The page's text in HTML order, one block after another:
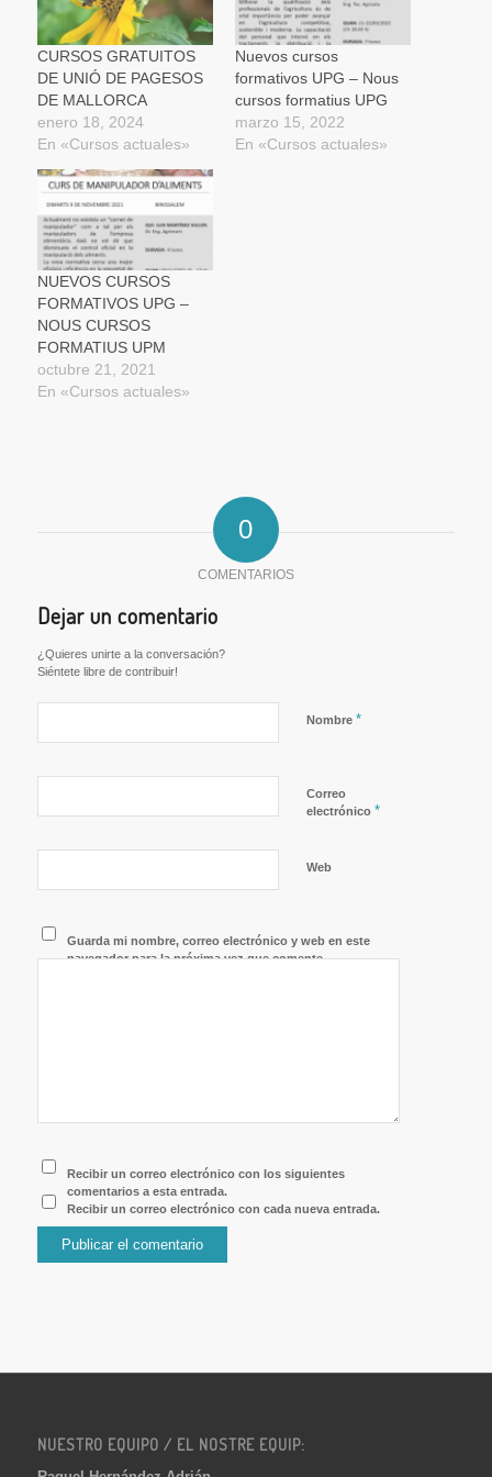
(Se
abre
en
una
ventana
nueva)
CURSOS GRATUITOS
DE UNIÓ DE PAGESOS
DE MALLORCA
enero 18, 2024
En «Cursos actuales»
Nuevos cursos
formativos UPG – Nous
cursos formatius UPG
marzo 15, 2022
En «Cursos actuales»
NUEVOS CURSOS
FORMATIVOS UPG –
NOUS CURSOS
FORMATIUS UPM
octubre 21, 2021
En «Cursos actuales»
0
COMENTARIOS
Dejar un comentario
¿Quieres unirte a la conversación?
Siéntete libre de contribuir!
Nombre *
Correo
electrónico *
Web
Guarda mi nombre, correo electrónico y web en este
navegador para la próxima vez que comente.
Recibir un correo electrónico con los siguientes
comentarios a esta entrada.
Recibir un correo electrónico con cada nueva entrada.
NUESTRO EQUIPO / EL NOSTRE EQUIP: